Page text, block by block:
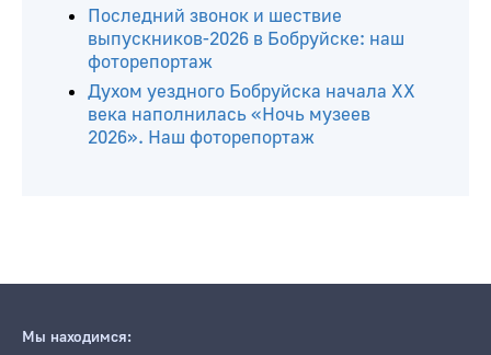
Июль – макушка лета. Фоторепортаж с
Луковой горы в Бобруйске
Шествие выпускников школ 2026 года
и большой концерт на площадь имени
В.И.Ленина в Бобруйске: наш
фоторепортаж
2026». Наш фоторепортаж